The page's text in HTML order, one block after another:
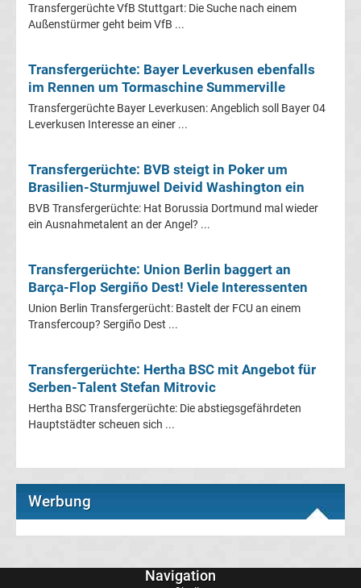
1
Rennkalender
Transfergerüchte
News
Boxen
News
DAZN
&
Infos
Telekom
Eishockey
Transfergerüchte VfB Stuttgart: Die Suche nach einem
Außenstürmer geht beim VfB ...
Transfergerüchte: Bayer Leverkusen ebenfalls
im Rennen um Tormaschine Summerville
Transfergerüchte Bayer Leverkusen: Angeblich soll Bayer 04
Leverkusen Interesse an einer ...
Transfergerüchte: BVB steigt in Poker um
Brasilien-Sturmjuwel Deivid Washington ein
BVB Transfergerüchte: Hat Borussia Dortmund mal wieder
ein Ausnahmetalent an der Angel? ...
Transfergerüchte: Union Berlin baggert an
Barça-Flop Sergiño Dest! Viele Interessenten
Union Berlin Transfergerücht: Bastelt der FCU an einem
Transfercoup? Sergiño Dest ...
Transfergerüchte: Hertha BSC mit Angebot für
Serben-Talent Stefan Mitrovic
Hertha BSC Transfergerüchte: Die abstiegsgefährdeten
Hauptstädter scheuen sich ...
Werbung
Navigation